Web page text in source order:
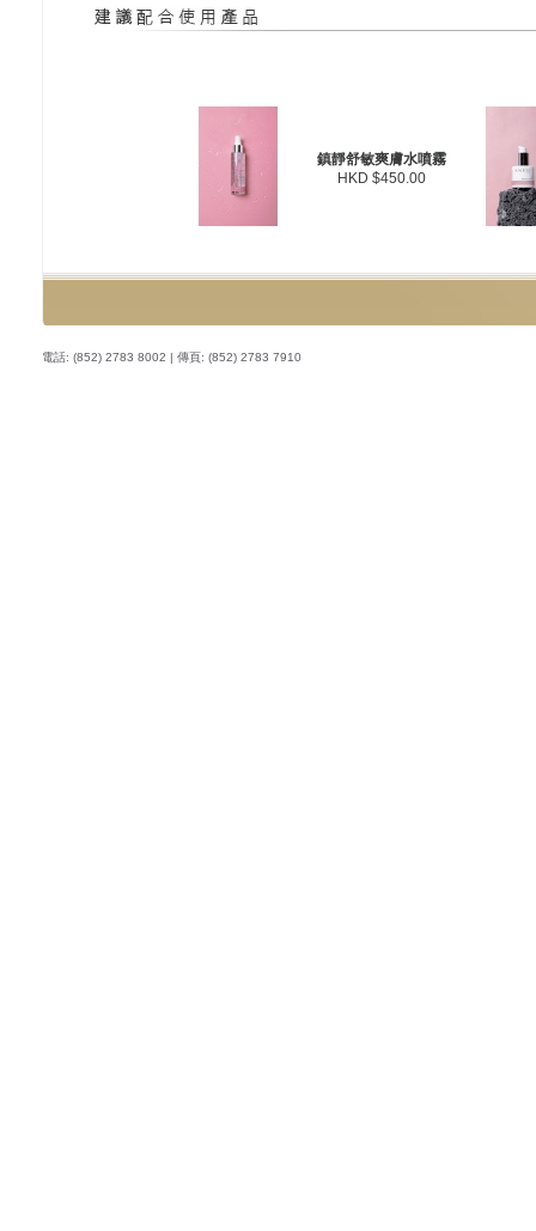
鎮靜舒敏爽膚水噴霧
HKD $450.00
電話: (852) 2783 8002 | 傳頁: (852) 2783 7910